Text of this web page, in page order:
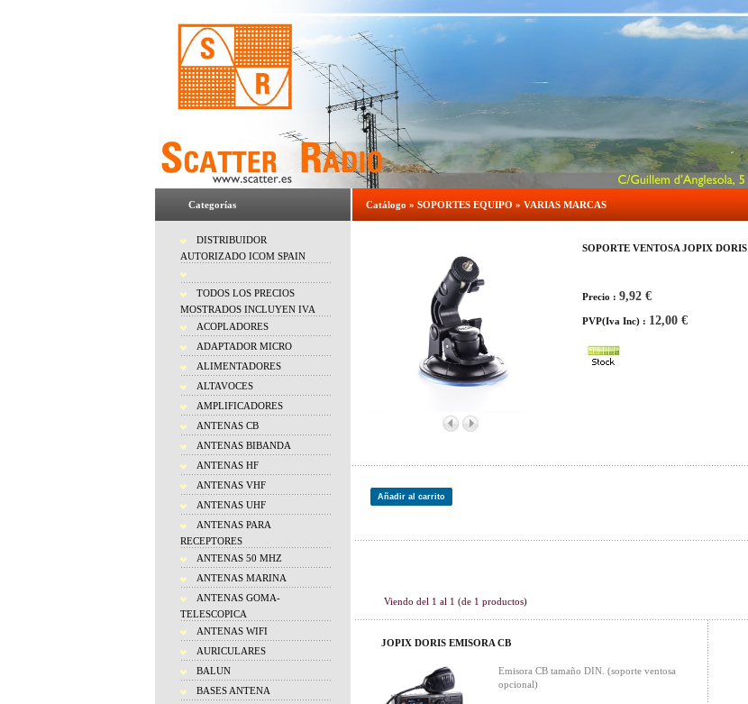
Categorías
DISTRIBUIDOR
AUTORIZADO ICOM SPAIN
TODOS LOS PRECIOS
MOSTRADOS INCLUYEN IVA
ACOPLADORES
ADAPTADOR MICRO
ALIMENTADORES
ALTAVOCES
AMPLIFICADORES
ANTENAS CB
ANTENAS BIBANDA
ANTENAS HF
ANTENAS VHF
ANTENAS UHF
ANTENAS PARA
RECEPTORES
ANTENAS 50 MHZ
ANTENAS MARINA
ANTENAS GOMA-
TELESCOPICA
ANTENAS WIFI
AURICULARES
BALUN
BASES ANTENA
Catálogo » SOPORTES EQUIPO » VARIAS MARCAS
SOPORTE VENTOSA JOPIX DORIS
Precio : 9,92 €
PVP(Iva Inc) : 12,00 €
Añadir al carrito
Viendo del 1 al 1 (de 1 productos)
JOPIX DORIS EMISORA CB
Emisora CB tamaño DIN. (soporte ventosa
opcional)